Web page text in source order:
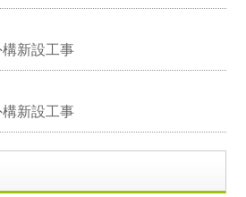
新設工事
新設工事